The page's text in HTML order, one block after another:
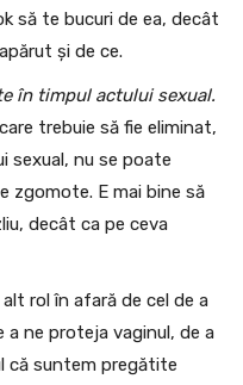
să te bucuri de ea, decât
și de ce.
în timpul actului sexual.
trebuie să fie eliminat,
sexual, nu se poate
zgomote. E mai bine să
decât ca pe ceva
rol în afară de cel de a
a ne proteja vaginul, de a
că suntem pregătite